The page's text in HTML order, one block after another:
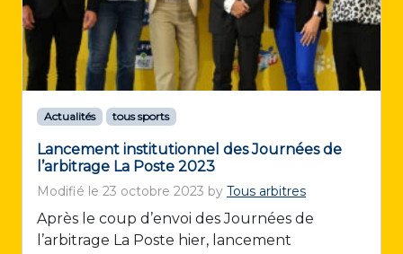
Actualités tous sports
Lancement institutionnel des Journées de
l’arbitrage La Poste 2023
Modifié le 23 octobre 2023 by Tous arbitres
Après le coup d’envoi des Journées de
l’arbitrage La Poste hier, lancement